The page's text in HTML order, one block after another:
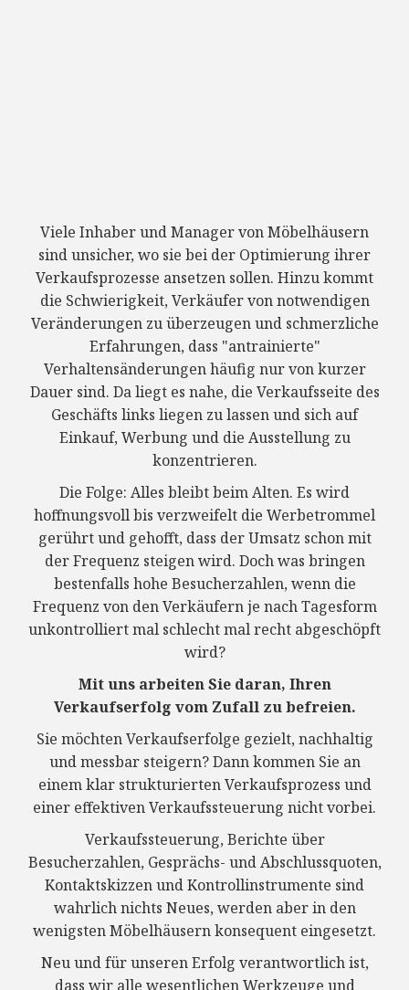
Viele Inhaber und Manager von Möbelhäusern
sind unsicher, wo sie bei der Optimierung ihrer
Verkaufsprozesse ansetzen sollen. Hinzu kommt
die Schwierigkeit, Verkäufer von notwendigen
Veränderungen zu überzeugen und schmerzliche
Erfahrungen, dass "antrainierte"
Verhaltensänderungen häufig nur von kurzer
Dauer sind. Da liegt es nahe, die Verkaufsseite des
Geschäfts links liegen zu lassen und sich auf
Einkauf, Werbung und die Ausstellung zu
konzentrieren.
Die Folge: Alles bleibt beim Alten. Es wird
hoffnungsvoll bis verzweifelt die Werbetrommel
gerührt und gehofft, dass der Umsatz schon mit
der Frequenz steigen wird. Doch was bringen
bestenfalls hohe Besucherzahlen, wenn die
Frequenz von den Verkäufern je nach Tagesform
unkontrolliert mal schlecht mal recht abgeschöpft
wird?
Mit uns arbeiten Sie daran, Ihren
Verkaufserfolg vom Zufall zu befreien.
Sie möchten Verkaufserfolge gezielt, nachhaltig
und messbar steigern? Dann kommen Sie an
einem klar strukturierten Verkaufsprozess und
einer effektiven Verkaufssteuerung nicht vorbei.
Verkaufssteuerung, Berichte über
Besucherzahlen, Gesprächs- und Abschlussquoten,
Kontaktskizzen und Kontrollinstrumente sind
wahrlich nichts Neues, werden aber in den
wenigsten Möbelhäusern konsequent eingesetzt.
Neu und für unseren Erfolg verantwortlich ist,
dass wir alle wesentlichen Werkzeuge und